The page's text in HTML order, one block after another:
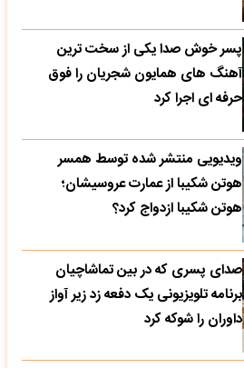
پسر خوش صدا یکی از سخت ترین
آهنگ های همایون شجریان را فوق
حرفه ای اجرا کرد
ویدیویی منتشر شده توسط همسر
هوتن شکیبا از عمارت عروسیشان؛
هوتن شکیبا ازدواج کرد؟
صدای پسری که در بین تماشاچیان
برنامه تلویزیونی یک دفعه زد زیر آواز
داوران را شوکه کرد